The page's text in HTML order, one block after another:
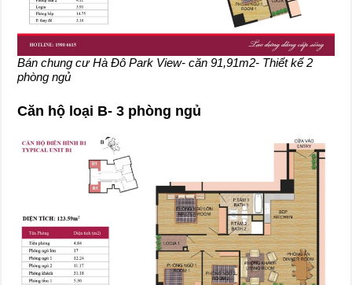
Bán chung cư Hà Đô Park View- căn 91,91m2- Thiết kế 2
phòng ngủ
Căn hộ loại B- 3 phòng ngủ